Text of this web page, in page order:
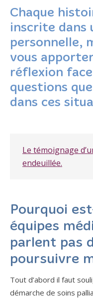
Chaque
inscrite dans
personnelle,
vous
réflexion
questions
dans ces
Le témoignage
endeuillée.
Pourquoi
équipes
parlent pas
poursuivre
Tout d’abord il faut
démarche de soins